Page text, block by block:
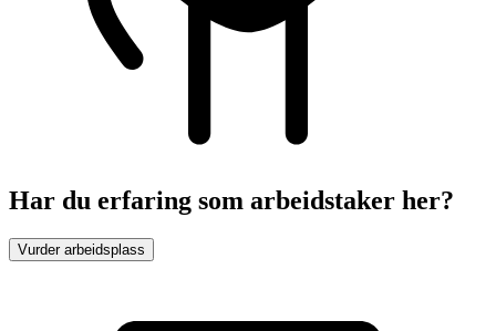
Har du erfaring som arbeidstaker her?
Vurder arbeidsplass